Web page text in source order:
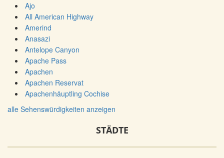
Ajo
All American Highway
Amerind
Anasazi
Antelope Canyon
Apache Pass
Apachen
Apachen Reservat
Apachenhäuptling Cochise
alle Sehenswürdigkeiten anzeigen
STÄDTE